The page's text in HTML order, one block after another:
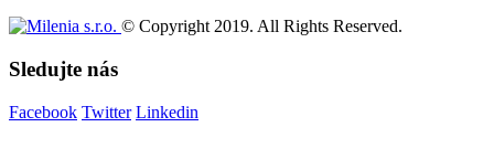
© Copyright 2019. All Rights Reserved.
Sledujte nás
Facebook Twitter Linkedin